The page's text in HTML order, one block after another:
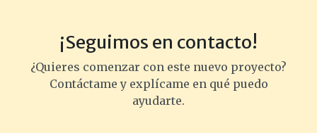
¡Seguimos en contacto!
¿Quieres comenzar con este nuevo proyecto?
Contáctame y explícame en qué puedo
ayudarte.